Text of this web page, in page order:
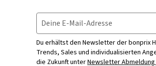
Deine E-Mail-Adresse
Du erhältst den Newsletter der bonprix
Trends, Sales und individualisierten
die Zukunft unterNewsletter